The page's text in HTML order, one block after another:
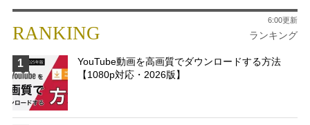
RANKING ランキング
6:00更新
1
YouTube動画を高画質でダウンロードする方法
【1080p対応・2026版】